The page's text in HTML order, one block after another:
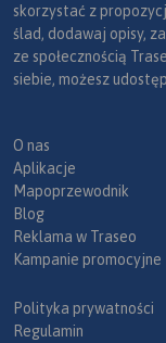
skorzystać z
ślad, dodawaj opisy,
ze społecznością
siebie, możesz
O nas
Aplikacje
Mapoprzewodnik
Blog
Reklama w Traseo
Kampanie promocyjne
Polityka prywatności
Regulamin